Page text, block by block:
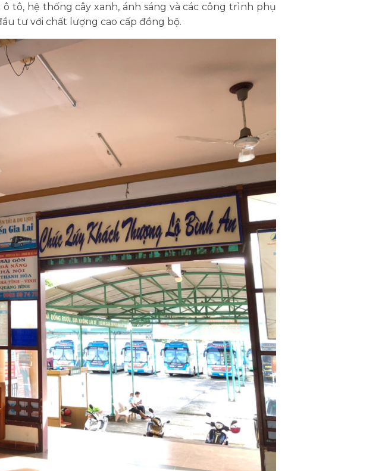
tô, hệ thống cây xanh, ánh sáng và các công trình phụ
tư với chất lượng cao cấp đồng bộ.